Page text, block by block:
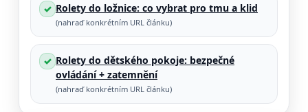
✓ Rolety do ložnice: co vybrat pro tmu a klid
(nahraď konkrétním URL článku)
✓ Rolety do dětského pokoje: bezpečné
ovládání + zatemnění
(nahraď konkrétním URL článku)